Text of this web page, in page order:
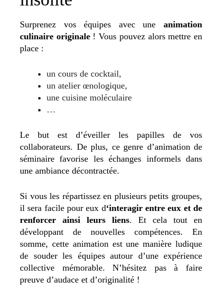
Surprenez vos équipes avec une animation
culinaire originale! Vous pouvez alors mettre en
place :
un cours de cocktail,
un atelier œnologique,
une cuisine moléculaire
…
Le but est d’éveiller les papilles de vos
collaborateurs. De plus, ce genre d’animation de
séminaire favorise les échanges informels dans
une ambiance décontractée.
Si vous les répartissez en plusieurs petits groupes,
il sera facile pour eux d‘interagir entre eux et de
renforcer ainsi leurs liens. Et cela tout en
développant de nouvelles compétences. En
somme, cette animation est une manière ludique
de souder les équipes autour d’une expérience
collective mémorable. N’hésitez pas à faire
preuve d’audace et d’originalité !